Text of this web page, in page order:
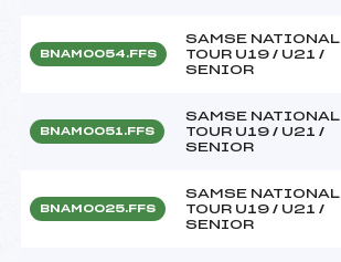
BNAM0054.FFS
SAMSE NATIONAL
TOUR U19 / U21 /
SENIOR
BNAM0051.FFS
SAMSE NATIONAL
TOUR U19 / U21 /
SENIOR
BNAM0025.FFS
SAMSE NATIONAL
TOUR U19 / U21 /
SENIOR